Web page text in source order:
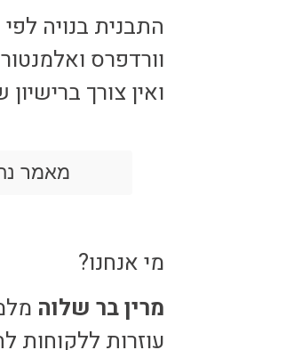
התבנית בנויה
וורדפרס
ואין צורך
מאמר
מי אנחנו?
מרין בר שלוה
עוזרות ללקוחות